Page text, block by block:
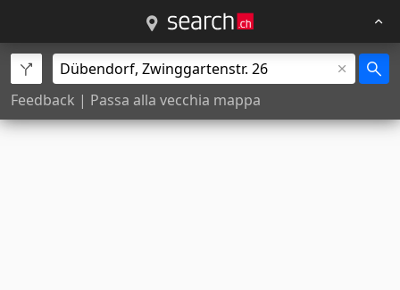
Feedback | Passa alla vecchia mappa